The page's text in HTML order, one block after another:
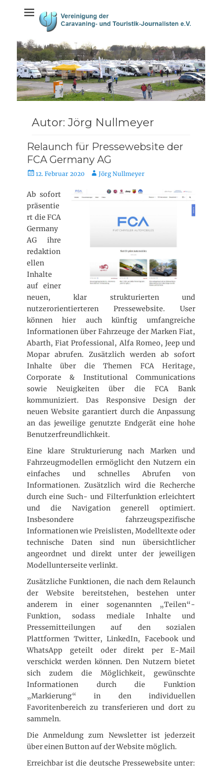
springen
Autor: Jörg Nullmeyer
Relaunch für Pressewebsite der
FCA Germany AG
V
r
ö
f
e
n
t
l
i
t
a
m
12. Februar 2020
A
Jörg Nullmeyer
Ab sofort
präsentie
rt die FCA
Germany
AG ihre
redaktion
ellen
Inhalte
auf einer
neuen, klar strukturierten und
nutzerorientierteren Pressewebsite. User
können hier auch künftig umfangreiche
Informationen über Fahrzeuge der Marken Fiat,
Abarth, Fiat Professional, Alfa Romeo, Jeep und
Mopar abrufen. Zusätzlich werden ab sofort
Inhalte über die Themen FCA Heritage,
Corporate & Institutional Communications
sowie Neuigkeiten über die FCA Bank
kommuniziert. Das Responsive Design der
neuen Website garantiert durch die Anpassung
an das jeweilige genutzte Endgerät eine hohe
Benutzerfreundlichkeit.
Eine klare Strukturierung nach Marken und
Fahrzeugmodellen ermöglicht den Nutzern ein
einfaches und schnelles Abrufen von
Informationen. Zusätzlich wird die Recherche
durch eine Such- und Filterfunktion erleichtert
und die Navigation generell optimiert.
Insbesondere fahrzeugspezifische
Informationen wie Preislisten, Modelltexte oder
technische Daten sind nun übersichtlicher
angeordnet und direkt unter der jeweiligen
Modellunterseite verlinkt.
Zusätzliche Funktionen, die nach dem Relaunch
der Website bereitstehen, bestehen unter
anderem in einer sogenannten „Teilen“-
Funktion, sodass mediale Inhalte und
Pressemitteilungen auf den sozialen
Plattformen Twitter, LinkedIn, Facebook und
WhatsApp geteilt oder direkt per E-Mail
verschickt werden können. Den Nutzern bietet
sich zudem die Möglichkeit, gewünschte
Informationen durch die Funktion
„Markierung“ in den individuellen
Favoritenbereich zu transferieren und dort zu
sammeln.
Die Anmeldung zum Newsletter ist jederzeit
über einen Button auf der Website möglich.
Erreichbar ist die deutsche Pressewebsite unter: